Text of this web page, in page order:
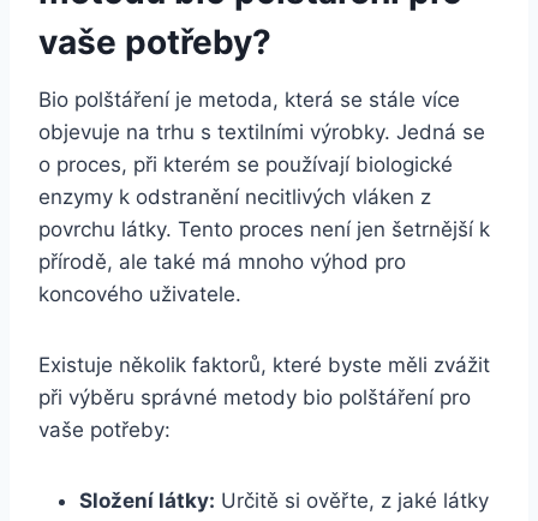
vaše potřeby?
Bio polštáření je metoda, která se stále více
objevuje na trhu s textilními výrobky. Jedná se
o proces, při kterém se ‍používají biologické
enzymy k odstranění necitlivých vláken z
povrchu látky. Tento proces není jen‌ šetrnější k
přírodě, ale také má mnoho výhod pro
koncového​ uživatele.
Existuje několik faktorů, které byste měli zvážit
při výběru správné metody bio polštáření pro
‌vaše potřeby:
Složení látky: Určitě si ověřte, z jaké látky